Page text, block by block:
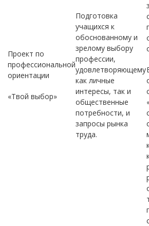
Проект по
профессиональной
ориентации
«Твой выбор»
Подготовка
учащихся к
обоснованному и
зрелому выбору
профессии,
удовлетворяющему
как личные
интересы, так и
общественные
потребности, и
запросы рынка
труда.